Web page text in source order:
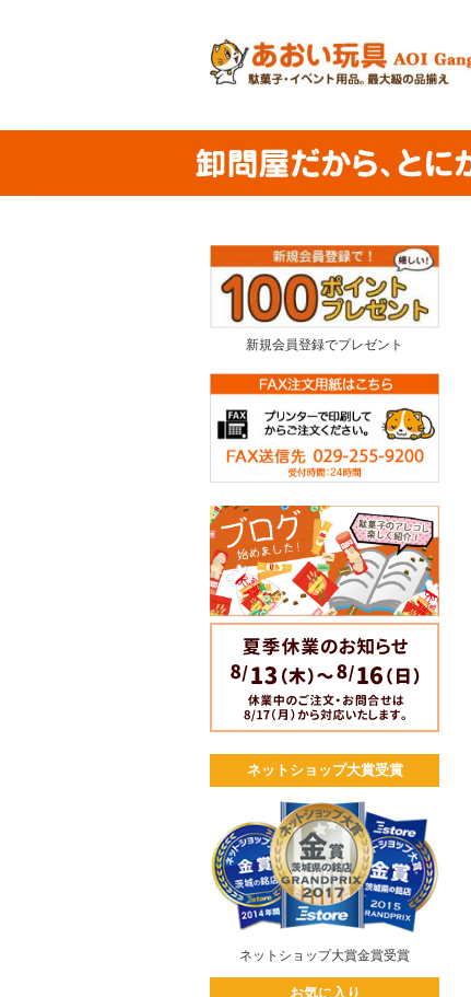
新規会員登録でプレゼント
ネットショップ大賞受賞
ネットショップ大賞金賞受賞
お気に入り